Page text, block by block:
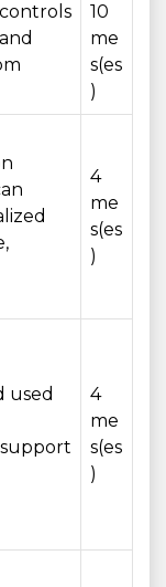
10
me
s(es
)
4
me
s(es
)
used
4
me
s(es
)